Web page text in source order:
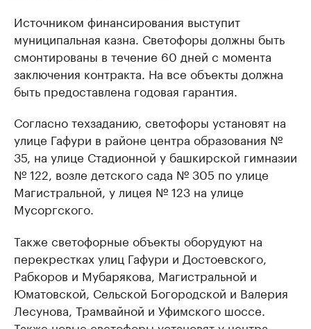
Источником финансирования выступит
муниципальная казна. Светофоры должны быть
смонтированы в течение 60 дней с момента
заключения контракта. На все объекты должна
быть предоставлена годовая гарантия.
Согласно техзаданию, светофоры установят на
улице Гафури в районе центра образования №
35, на улице Стадионной у башкирской гимназии
№ 122, возле детского сада № 305 по улице
Магистральной, у лицея № 123 на улице
Мусоргского.
Также светофорные объекты оборудуют на
перекрестках улиц Гафури и Достоевского,
Рабкоров и Мубарякова, Магистральной и
Юматовской, Сельской Богородской и Валерия
Лесунова, Трамвайной и Уфимского шоссе.